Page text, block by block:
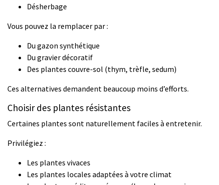
Désherbage
Vous pouvez la remplacer par :
Du gazon synthétique
Du gravier décoratif
Des plantes couvre-sol (thym, trèfle, sedum)
Ces alternatives demandent beaucoup moins d’efforts.
Choisir des plantes résistantes
Certaines plantes sont naturellement faciles à entretenir.
Privilégiez :
Les plantes vivaces
Les plantes locales adaptées à votre climat